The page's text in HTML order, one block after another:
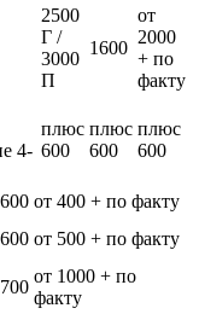
2500
Г /
3000
П
1600
от
2000
+ по
факту
4-
плюс
600
плюс
600
плюс
600
600 от 400 + по факту
600 от 500 + по факту
700
от 1000 + по
факту